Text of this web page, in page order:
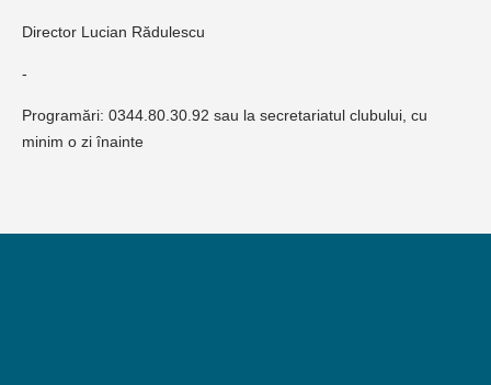
Director Lucian Rădulescu
-
Programări: 0344.80.30.92 sau la secretariatul clubului, cu
minim o zi înainte